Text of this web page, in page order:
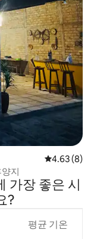
평점 4.63점
4.63 (8)
지
가장 좋은 시
?
평균 기온